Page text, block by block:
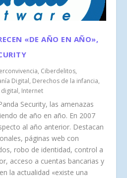
«DE AÑO EN AÑO»,
, Ciberdelitos,
Digital, Derechos de la infancia,
, Internet
Security, las amenazas
de año en año. En 2007
al año anterior. Destacan
páginas web con
robo de identidad, control a
acceso a cuentas bancarias y
la actualidad «existe una